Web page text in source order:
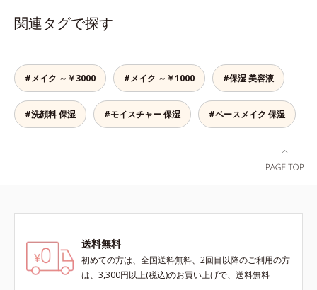
これ1本で、美容液・日焼け止め・
化粧下地・ファンデーション・コン
ムを塗るだけでベースメイクまで一
気に完成。使うほどに肌を美しく整
え、長時間キープします。
ちな大人の肌を、血色感のある肌に
補整する、ピンクベージュカラーで
す。※オルビスのすべてのファンデ
ーションの下地としてご使用いただ
関連タグで探す
#メイク ～￥3000 #メイク ～￥1000 #保湿 美容液
#洗顔料 保湿 #モイスチャー 保湿 #ベースメイク 保湿
送料無料
初めての方は、全国送料無料、2回目以降のご利用の方
は、3,300円以上(税込)のお買い上げで、送料無料